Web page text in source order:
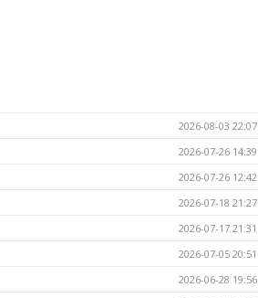
2026-08-03 22:07
2026-07-26 14:39
2026-07-26 12:42
2026-07-18 21:27
2026-07-17 21:31
2026-07-05 20:51
2026-06-28 19:56